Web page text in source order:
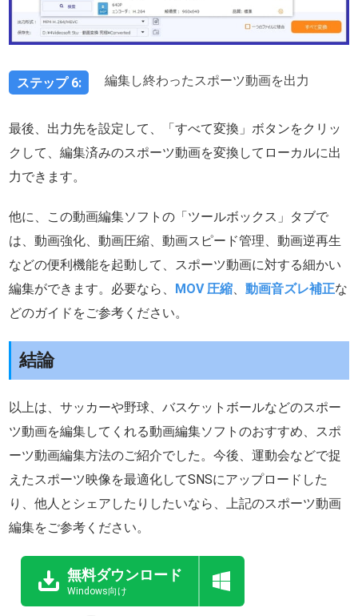
ステップ 6: 編集し終わったスポーツ動画を出力
最後、出力先を設定して、「すべて変換」ボタンをクリッ
クして、編集済みのスポーツ動画を変換してローカルに出
力できます。
他に、この動画編集ソフトの「ツールボックス」タブで
は、動画強化、動画圧縮、動画スピード管理、動画逆再生
などの便利機能を起動して、スポーツ動画に対する細かい
編集ができます。必要なら、
MOV 圧縮、動画音ズレ補正な
どのガイドをご参考ください。
結論
以上は、サッカーや野球、バスケットボールなどのスポー
ツ動画を編集してくれる動画編集ソフトのおすすめ、スポ
ーツ動画編集方法のご紹介でした。今後、運動会などで捉
えたスポーツ映像を最適化してSNSにアップロードした
り、他人とシェアしたりしたいなら、上記のスポーツ動画
編集をご参考ください。
無料ダウンロード
Windows向け